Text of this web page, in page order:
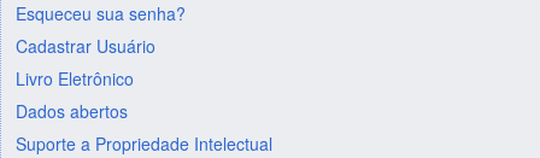
Esqueceu sua senha?
Cadastrar Usuário
Livro Eletrônico
Dados abertos
Suporte a Propriedade Intelectual